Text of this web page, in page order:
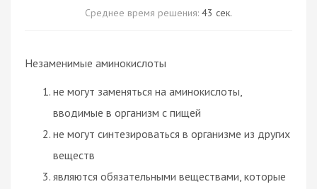
Среднее время решения: 43 сек.
Незаменимые аминокислоты
не могут заменяться на аминокислоты,
вводимые в организм с пищей
не могут синтезироваться в организме из других
веществ
являются обязательными веществами, которые